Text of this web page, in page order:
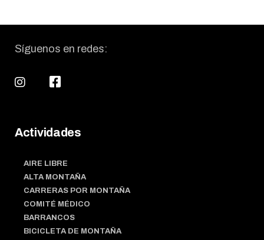
Síguenos en redes:
Actividades
AIRE LIBRE
ALTA MONTAÑA
CARRERAS POR MONTAÑA
COMITÉ MÉDICO
BARRANCOS
BICICLETA DE MONTAÑA